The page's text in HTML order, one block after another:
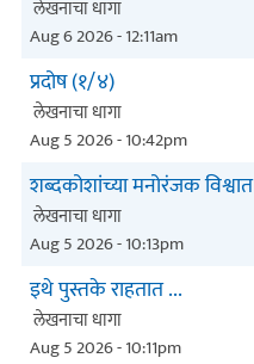
लेखनाचा धागा
Aug 6 2026 - 12:11am
प्रदोष (१/४)
लेखनाचा धागा
Aug 5 2026 - 10:42pm
शब्दकोशांच्या मनोरंजक विश्वात
लेखनाचा धागा
Aug 5 2026 - 10:13pm
इथे पुस्तके राहतात ...
लेखनाचा धागा
Aug 5 2026 - 10:11pm